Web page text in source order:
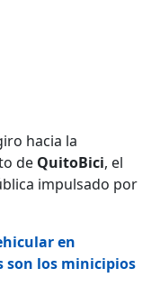
hacia la
de QuitoBici, el
impulsado por
en
son los minicipios